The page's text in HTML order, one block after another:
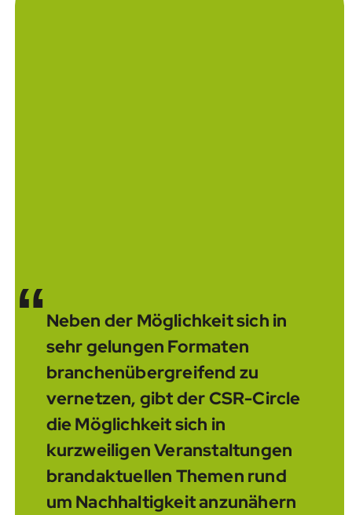
“Neben der Möglichkeit sich in
sehr gelungen Formaten
branchenübergreifend zu
vernetzen, gibt der CSR-Circle
die Möglichkeit sich in
kurzweiligen Veranstaltungen
brandaktuellen Themen rund
um Nachhaltigkeit anzunähern